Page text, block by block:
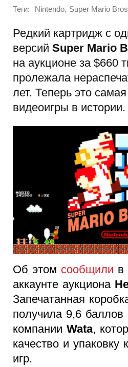
Теги: Nintendo, Super Mario
Редкий картридж с
версий Super Mario
на аукционе за $660
пролежала
лет. Теперь это
видеоигры в истории.
Об этом сообщили в
аккаунте аукциона
Запечатанная
получила 9,6 баллов
компании Wata,
качество и упаковку
игр.